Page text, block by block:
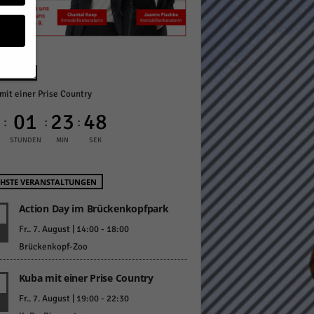
einer Prise Country
: 01
STUNDEN
: 23
MIN
: 47
SEK
VERANSTALTUNGEN
Action Day im Brückenkopfpark
Fr.. 7. August | 14:00- 18:00
Brückenkopf-Zoo
Kuba mit einer Prise Country
Fr.. 7. August | 19:00- 22:30
z.
Zurück